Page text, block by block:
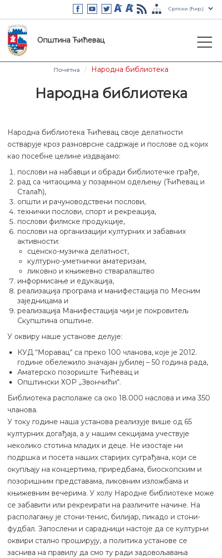
Општина Ћићевац
Почетна Народна библиотека
Народна библиотека
Народна библиотека Ћићевац своје делатности
остварује кроз разноврсне садржаје и послове од којих
као посебне целине издвајамо:
послови на набавци и обради библиотечке грађе,
рад са читаоцима у позајмном одељењу (Ћићевац и
Сталаћ),
општи и рачуноводствени послови,
технички послови, спорт и рекреација,
послови филмске продукције,
послови на организацији културних и забавних
активности:
сценско-музичка делатност,
културно-уметнички аматеризам,
ликовно и књижевно стваралаштво
информисање и едукација,
реализација програма и манифестација по Месним
заједницама и
реализација Манифестација чији је покровитељ
Скупштина општине.
У оквиру наше установе делује:
КУД “Моравац“ са преко 100 чланова, које је 2012.
године обележило значајан јубилеј – 50 година рада,
Аматерско позориште Ћићевац и
Општински ХОР „Звончићи“.
Библиотека располаже са око 18.000 наслова и има 350
чланова.
У току године наша установа реализује више од 65
културних догађаја, а у нашим секцијама учествује
неколико стотина младих и деце. Не изостаје ни
подршка и посета наших старијих суграђана, који се
окупљају на концертима, приредбама, биоскопским и
позоришним представама, ликовним изложбама и
књижевним вечерима. У холу Народне библиотеке може
се забавити или рекреирати на различите начине. На
располагању је стони-тенис, билијар, пикадо и стони-
фудбал. Запослени и сарадници настоје да се културни
оквири стално проширују, а политика установе се
заснива на правилу да смо ту ради задовољавања